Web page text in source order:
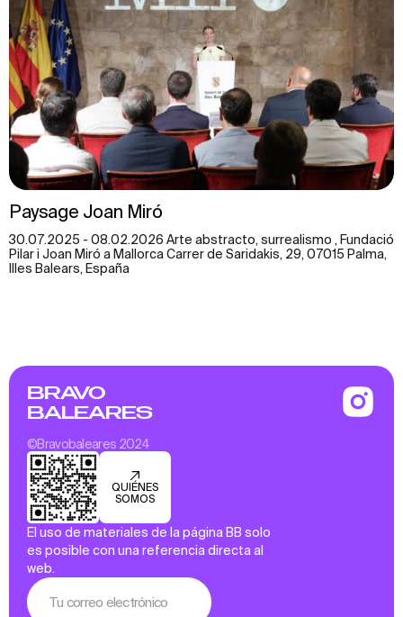
Paysage Joan Miró
30.07.2025 - 08.02.2026 Arte abstracto, surrealismo , Fundació
Pilar i Joan Miró a Mallorca Carrer de Saridakis, 29, 07015 Palma,
Illes Balears, España
BRAVO
BALEARES
©Bravobaleares 2024
QUIÉNES
SOMOS
El uso de materiales de la página BB solo
es posible con una referencia directa al
web.